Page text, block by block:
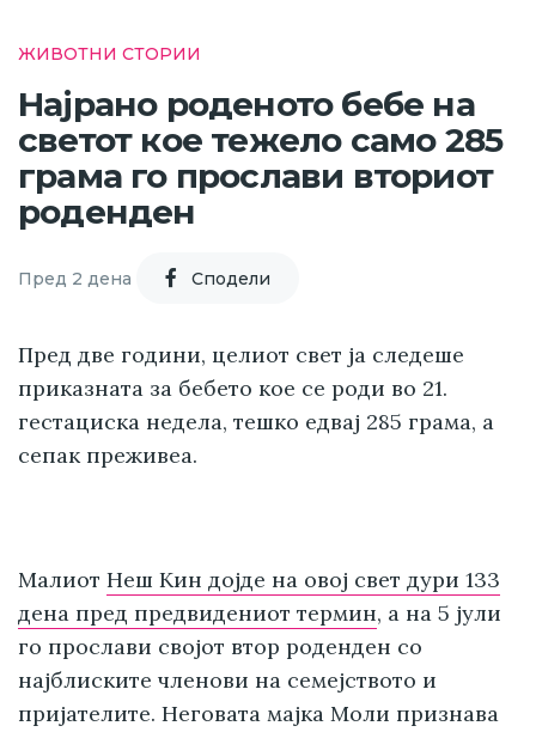
ЖИВОТНИ СТОРИИ
Најрано роденото бебе на
светот кое тежело само 285
грама го прослави вториот
роденден
Пред 2 дена Cподели
Пред две години, целиот свет ја следеше
приказната за бебето кое се роди во 21.
гестациска недела, тешко едвај 285 грама, а
сепак преживеа.
Малиот Неш Кин дојде на овој свет дури 133
дена пред предвидениот термин, а на 5 јули
го прослави својот втор роденден со
најблиските членови на семејството и
пријателите. Неговата мајка Моли признава